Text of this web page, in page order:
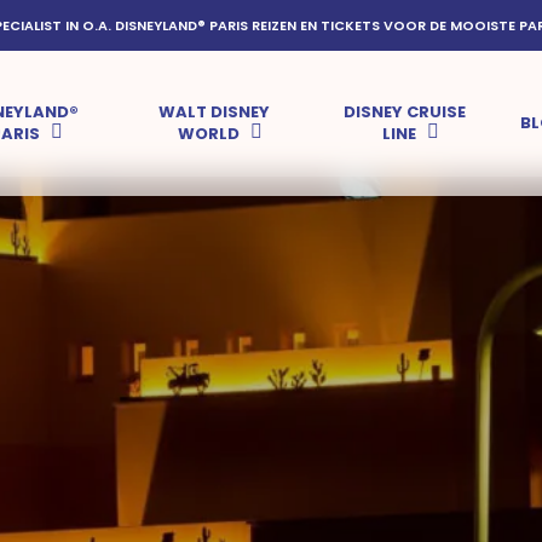
IN O.A. DISNEYLAND® PARIS REIZEN EN TICKETS VOOR DE MOOISTE
WALT DISNEY
WORLD
DISNEY CRUISE
LINE